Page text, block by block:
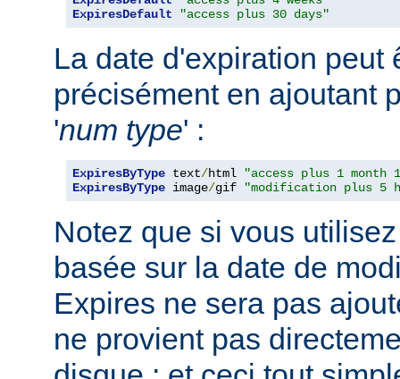
ExpiresDefault
"access plus 30 days"
La date d'expiration peut
précisément en ajoutant
'num type' :
ExpiresByType text/html
"access plus 1 month
ExpiresByType image/gif "modification plus 5
Notez que si vous
basée sur la date de
Expires ne sera pas
ne provient pas